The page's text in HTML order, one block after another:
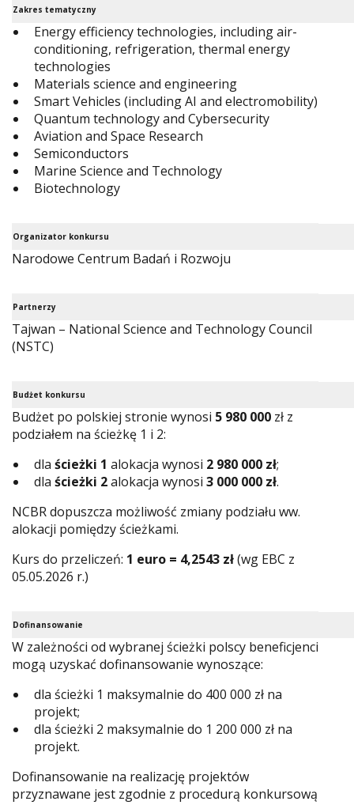
Zakres tematyczny
Energy efficiency technologies, including air-
conditioning, refrigeration, thermal energy
technologies
Materials science and engineering
Smart Vehicles (including AI and electromobility)
Quantum technology and Cybersecurity
Aviation and Space Research
Semiconductors
Marine Science and Technology
Biotechnology
Organizator konkursu
Narodowe Centrum Badań i Rozwoju
Partnerzy
Tajwan – National Science and Technology Council
(NSTC)
Budżet konkursu
Budżet po polskiej stronie wynosi 5 980 000 zł z
podziałem na ścieżkę 1 i 2:
dla ścieżki 1 alokacja wynosi 2 980 000 zł;
dla ścieżki 2alokacja wynosi 3 000 000 zł.
NCBR dopuszcza możliwość zmiany podziału ww.
alokacji pomiędzy ścieżkami.
Kurs do przeliczeń: 1 euro = 4,2543 zł(wg EBC z
05.05.2026 r.)
Dofinansowanie
W zależności od wybranej ścieżki polscy beneficjenci
mogą uzyskać dofinansowanie wynoszące:
dla ścieżki 1 maksymalnie do 400 000 zł na
projekt;
dla ścieżki 2 maksymalnie do 1 200 000 zł na
projekt.
Dofinansowanie na realizację projektów
przyznawane jest zgodnie z procedurą konkursową